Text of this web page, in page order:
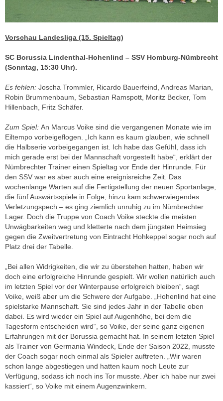
Vorschau Landesliga (15. Spieltag)
SC Borussia Lindenthal-Hohenlind – SSV Homburg-Nümbrecht
(Sonntag, 15:30 Uhr).
Es fehlen: Joscha Trommler, Ricardo Bauerfeind, Andreas Marian,
Robin Brummenbaum, Sebastian Ramspott, Moritz Becker, Tom
Hillenbach, Fritz Schäfer.
Zum Spiel: An Marcus Voike sind die vergangenen Monate wie im
Eiltempo vorbeigeflogen. „Ich kann es kaum glauben, wie schnell
die Halbserie vorbeigegangen ist. Ich habe das Gefühl, dass ich
mich gerade erst bei der Mannschaft vorgestellt habe“, erklärt der
Nümbrechter Trainer einen Spieltag vor Ende der Hinrunde. Für
den SSV war es aber auch eine ereignisreiche Zeit. Das
wochenlange Warten auf die Fertigstellung der neuen Sportanlage,
die fünf Auswärtsspiele in Folge, hinzu kam schwerwiegendes
Verletzungspech – es ging ziemlich unruhig zu im Nümbrechter
Lager. Doch die Truppe von Coach Voike steckte die meisten
Unwägbarkeiten weg und kletterte nach dem jüngsten Heimsieg
gegen die Zweitvertretung von Eintracht Hohkeppel sogar noch auf
Platz drei der Tabelle.
„Bei allen Widrigkeiten, die wir zu überstehen hatten, haben wir
doch eine erfolgreiche Hinrunde gespielt. Wir wollen natürlich auch
im letzten Spiel vor der Winterpause erfolgreich bleiben“, sagt
Voike, weiß aber um die Schwere der Aufgabe. „Hohenlind hat eine
spielstarke Mannschaft. Sie sind jedes Jahr in der Tabelle oben
dabei. Es wird wieder ein Spiel auf Augenhöhe, bei dem die
Tagesform entscheiden wird“, so Voike, der seine ganz eigenen
Erfahrungen mit der Borussia gemacht hat. In seinem letzten Spiel
als Trainer von Germania Windeck, Ende der Saison 2022, musste
der Coach sogar noch einmal als Spieler auftreten. „Wir waren
schon lange abgestiegen und hatten kaum noch Leute zur
Verfügung, sodass ich noch ins Tor musste. Aber ich habe nur zwei
kassiert“, so Voike mit einem Augenzwinkern.